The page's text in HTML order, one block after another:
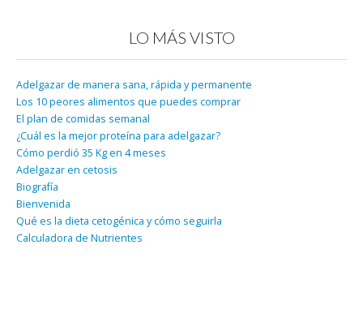
LO MÁS VISTO
Adelgazar de manera sana, rápida y permanente
Los 10 peores alimentos que puedes comprar
El plan de comidas semanal
¿Cuál es la mejor proteína para adelgazar?
Cómo perdió 35 Kg en 4 meses
Adelgazar en cetosis
Biografía
Bienvenida
Qué es la dieta cetogénica y cómo seguirla
Calculadora de Nutrientes